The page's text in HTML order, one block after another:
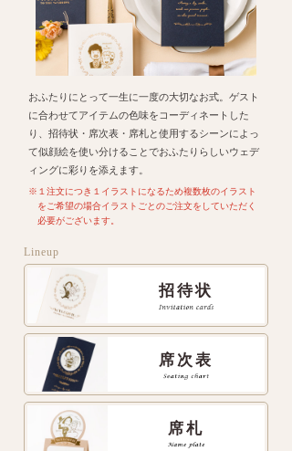
おふたりにとって一生に一度の大切なお式。ゲスト
に合わせてアイテムの色味をコーディネートした
り、招待状・席次表・席札と使用するシーンによっ
て似顔絵を使い分けることでおふたりらしいウェデ
ィングに彩りを添えます。
※１注文につき１イラストになるため複数枚のイラスト
をご希望の場合イラストごとのご注文をしていただく
必要がございます。
Lineup
招待状
席次表
席札